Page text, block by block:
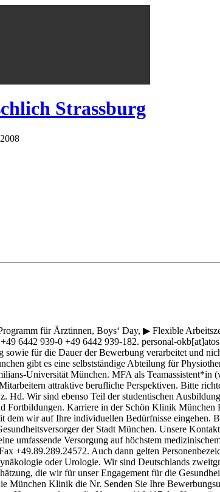
Strassburg
Betten und vier Häusern der Maximalversorgung. Neben der Wertschätzung, die wir für unser Engagement für die Gesundheit der Menschen verdienen, erhalten wir umfangreiche Unterstützungsleistungen und -angebote. Telefon 089/72400-1200. In der Notfallmedizin ist die München Klinik die Nr. Senden Sie Ihre Bewerbungsunterlagen postalisch oder per E-Mail. Beruf & Karriere. Pasing. Juni 2019 / von Stefan. Im Verdachtsfall wenden Sie sich bitte telefonisch an Ihren Hausarzt oder an die Nummer 116 117 des Kassenärztlichen Bereitschaftsdiensts. In den nächsten Jahren wird durch die Landeshauptstadt München und den Freistaat Bayern rund eine dreiviertel Milliarde Euro investiert in die Modernisierung und den Neubau der München Klinik investiert. jährlich im September . Seite 1 von 1.962 Jobs. Wir behandeln jährlich rund 15.500 Kinder und Jugendliche an zehn Standorten in Oberbayern – ambulant, in den Tageskliniken und auf den Stationen. 1 der Region. Anschrift: Internistisches Klinikum München Süd GmbH Rufen Sie uns an oder schicken Sie uns eine E-Mail. Über 7.000 MüK-Arbeiter*innen prägen das Gesicht der München Klinik. Karriere. Vom ersten Moment an, in dem Sie durch die Türen einer unserer 26 Standorte treten, … Ich habe mich 2018 initiativ im Klinikum der LMU München beworben, da auf der Homepage ausdrücklich auf die Möglichkeiten einer Initiativbewerbung hingewiesen wurde. Studienabschnitts (sog. Kontakt & Anreise. ... 81679 München +49 (0)89 92794 - 0 +49 (0)89 92794 - 1501; Mail senden; München - Pasing. Univ.-Prof. Dr. Stephanie E. Combs, Direktorin der Klinik für RadioOnkologie und Strahlentherapie am Universitätsklinikum rechts der Isar der Technischen Universität München (TUM), im Gespräch. Wo kann ich als Beste von den Allerbesten lernen? Bewerbung, Zulassung und Immatrikulation Die Ludwig-Maximilians-Universität München bietet unter Studien- und Lehrangebot eine Vielzahl von Studienfächern mit der jeweiligen Zuordnung zu den Studiengängen (d.h. Abschlußarten) an. Schwerbehinderte Bewerberinnen und Bewerber werden bei gleicher Eignung besonders berücksichtigt.Ihre persönlichen Daten rund um Ihre Bewerbung behandeln wir mit Sorgfalt und höchster Vertraulichkeit.Werden Sie Teil der München Klinik und bereichern Sie unser engagiertes Team.Stellennr. Implaneo Dental Clinic, München, Germany. : 20754. www.muenchen-klinik.de Karriere am LMU Klinikum. So schnell wie möglich erhalten Sie von uns eine Nachricht, ob wir Sie in einem persönlichen Gespräch kennenlernen